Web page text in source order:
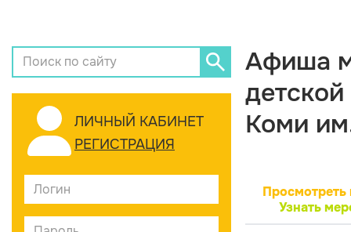
ЛИЧНЫЙ КАБИНЕТ
РЕГИСТРАЦИЯ
Афиша
Коми
Просмотреть
Узнать